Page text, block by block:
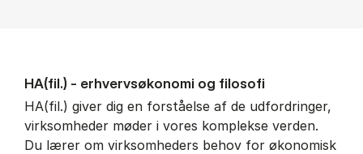
HA(fil.) - erhvervs­økonomi og fi­lo­so­fi
HA(fil.) giver dig en forståelse af de udfordringer,
virksomheder møder i vores komplekse verden.
Du lærer om virksomheders behov for økonomisk